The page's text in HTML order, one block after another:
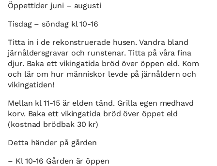
Öppettider juni – augusti
Tisdag – söndag kl 10-16
Titta in i de rekonstruerade husen. Vandra bland
järnåldersgravar och runstenar. Titta på våra fina
djur. Baka ett vikingatida bröd över öppen eld. Kom
och lär om hur människor levde på järnåldern och
vikingatiden!
Mellan kl 11-15 är elden tänd. Grilla egen medhavd
korv. Baka ett vikingatida bröd över öppet eld
(kostnad brödbak 30 kr)
Detta händer på gården
– Kl 10-16 Gården är öppen